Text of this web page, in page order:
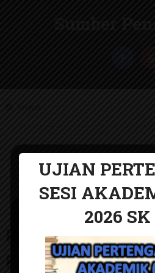
Sumber
RPT Fizik
KSSM
UJIAN
SESI
UJIAN
SESI
2026